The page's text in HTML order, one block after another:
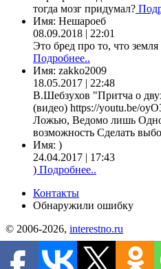
тогда мозг придумал?
Имя: Нешароеб
08.09.2018 | 22:01
Это бред про то, что
Подробнее..
Имя: zakko2009
18.05.2017 | 22:48
В.Шебзухов "Притча о
(видео) https://youtu.be/
Ложью, Ведомо лишь
возможность Сделать
Имя: )
24.04.2017 | 17:43
) Подробнее..
Контакты
Обнаружили ошибку
© 2006-2026, interestno.ru